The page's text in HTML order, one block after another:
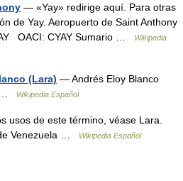
— «Yay» redirige aquí. Para otras
de Yay. Aeropuerto de Saint Anthony
OACI: CYAY Sumario …
Wikipedia
(Lara) — Andrés Eloy Blanco
…
Wikipedia Español
usos de este término, véase Lara.
Venezuela …
Wikipedia Español